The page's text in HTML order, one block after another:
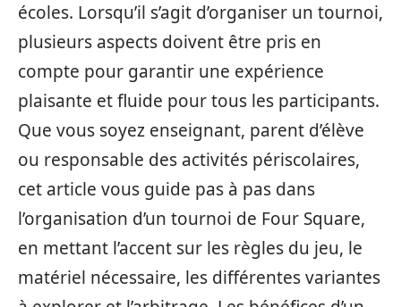
écoles. Lorsqu’il s’agit d’organiser un tournoi,
plusieurs aspects doivent être pris en
compte pour garantir une expérience
plaisante et fluide pour tous les participants.
Que vous soyez enseignant, parent d’élève
ou responsable des activités périscolaires,
cet article vous guide pas à pas dans
l’organisation d’un tournoi de Four Square,
en mettant l’accent sur les règles du jeu, le
matériel nécessaire, les différentes variantes